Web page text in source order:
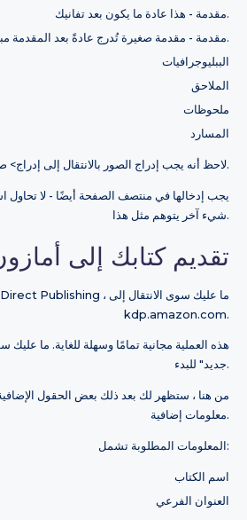
مقدمة - هذا عادة ما يكون بعد تفانيك.
مقدمة - مقدمة صغيرة تُدرج عادةً بعد المقدمة مباشرةً.
الببليوجرافيات
الملاحق
ملحوظات
المسارد
لاحظ أنه يجب إدراج الصور بالانتقال إلى إدراج> صورة بدلاً من نسخها ولصقها.
يجب إدخالها في منتصف الصفحة أيضًا - لا تحاول
شيء آخر يتوهم مثل هذا.
تقديم كتابك إلى
kdp.amazon.com.
هذه العملية مجانية تمامًا وسهلة للغاية. ما
جديد" للبدء.
من هنا ، ستظهر لك بعد ذلك بعض الحقول
معلومات إضافية.
المعلومات المطلوبة تشمل:
اسم الكتاب
العنوان الفرعي